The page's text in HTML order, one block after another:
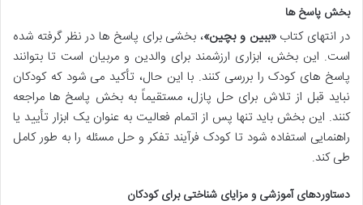
بخش پاسخ ها
در انتهای کتاب«ببین و بچین»، بخشی برای پاسخ ها در نظر گرفته شده
است. این بخش، ابزاری ارزشمند برای والدین و مربیان است تا بتوانند
پاسخ های کودک را بررسی کنند. با این حال، تأکید می شود که کودکان
نباید قبل از تلاش برای حل پازل، مستقیماً به بخش پاسخ ها مراجعه
کنند. این بخش باید تنها پس از اتمام فعالیت به عنوان یک ابزار تأیید یا
راهنمایی استفاده شود تا کودک فرآیند تفکر و حل مسئله را به طور کامل
طی کند.
دستاوردهای آموزشی و مزایای شناختی برای کودکان